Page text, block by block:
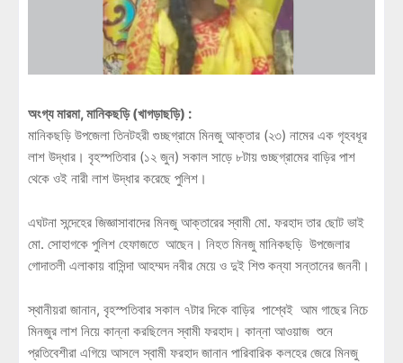
অংগ্য মারমা, মানিকছড়ি (খাগড়াছড়ি) :
মানিকছড়ি উপজেলা তিনটহরী গুচ্ছগ্রামে মিনজু আক্তার (২৩) নামের এক গৃহবধূর
লাশ উদ্ধার। বৃহস্পতিবার (১২ জুন) সকাল সাড়ে ৮টায় গুচ্ছগ্রামের বাড়ির পাশ
থেকে ওই নারী লাশ উদ্ধার করেছে পুলিশ।
এঘটনা সন্দেহের জিজ্ঞাসাবাদের মিনজু আক্তারের স্বামী মো. ফরহাদ তার ছোট ভাই
মো. সোহাগকে পুলিশ হেফাজতে আছেন। নিহত মিনজু মানিকছড়ি উপজেলার
গোদাতলী এলাকায় বাসিন্দা আহম্মদ নবীর মেয়ে ও দুই শিশু কন্যা সন্তানের জননী।
স্থানীয়রা জানান, বৃহস্পতিবার সকাল ৭টার দিকে বাড়ির পাশ্বেই আম গাছের নিচে
মিনজুর লাশ নিয়ে কান্না করছিলেন স্বামী ফরহাদ। কান্না আওয়াজ শুনে
প্রতিবেশীরা এগিয়ে আসলে স্বামী ফরহাদ জানান পারিবারিক কলহের জেরে মিনজু